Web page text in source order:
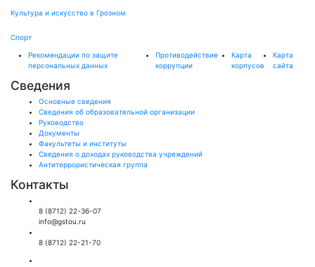
Культура и искусство в Грозном
Спорт
Рекомендации по защите
персональных данных
Противодействие
коррупции
Карта
корпусов
Карта
сайта
Сведения
Основные сведения
Сведения об образовательной организации
Руководство
Документы
Факультеты и институты
Сведения о доходах руководства учреждений
Антитеррористическая группа
Контакты
8 (8712) 22-36-07
info@gstou.ru
8 (8712) 22-21-70